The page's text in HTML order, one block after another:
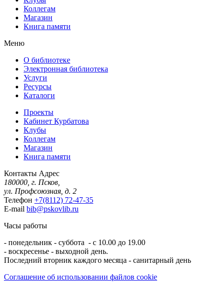
Коллегам
Магазин
Книга памяти
Меню
О библиотеке
Электронная библиотека
Услуги
Ресурсы
Каталоги
Проекты
Кабинет Курбатова
Клубы
Коллегам
Магазин
Книга памяти
Контакты Адрес
180000, г. Псков,
ул. Профсоюзная, д. 2
Телефон +7(8112) 72-47-35
E-mail bib@pskovlib.ru
Часы работы
- понедельник - суббота - с 10.00 до 19.00
- воскресенье - выходной день.
Последний вторник каждого месяца - санитарный день
Соглашение об использовании файлов cookie